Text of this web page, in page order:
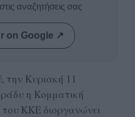
αναζητήσεις σας
on Google ↗
την Κυριακή 11
η Κομματική
ΚΚΕ διοργανώνει